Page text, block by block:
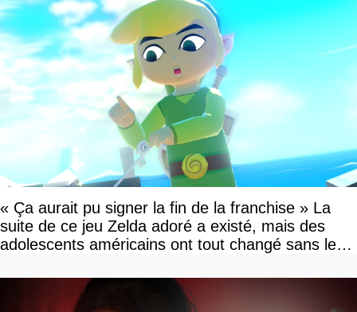
« Ça aurait pu signer la fin de la franchise » La
suite de ce jeu Zelda adoré a existé, mais des
adolescents américains ont tout changé sans le